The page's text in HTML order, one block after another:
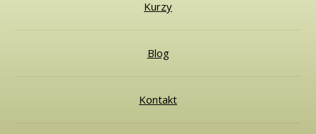
Kurzy
Blog
Kontakt